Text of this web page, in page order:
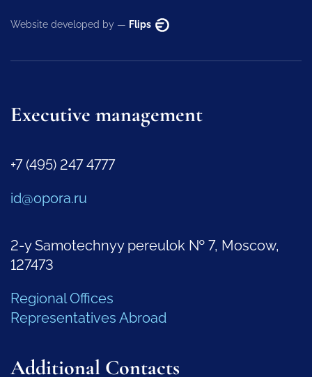
Website developed by — Flips
Executive management
+7 (495) 247 4777
id@opora.ru
2-y Samotechnyy pereulok № 7, Moscow,
127473
Regional Offices
Representatives Abroad
Additional Contacts